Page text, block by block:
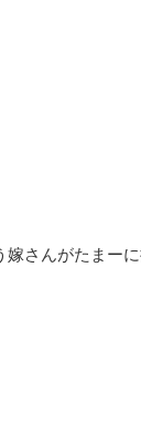
さんがたまーに